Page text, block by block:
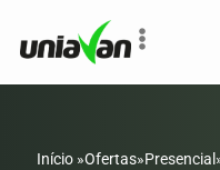
Início »Ofertas»Presencial